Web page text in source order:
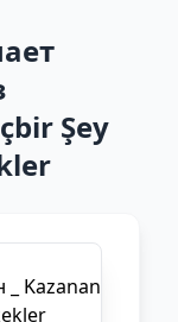
Kazanan
Şey